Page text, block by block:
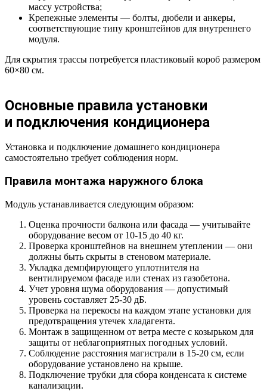
массу устройства;
Крепежные элементы — болты, дюбели и анкеры,
соответствующие типу кронштейнов для внутреннего
модуля.
Для скрытия трассы потребуется пластиковый короб размером
60×80 см.
Основные правила установки
и подключения кондиционера
Установка и подключение домашнего кондиционера
самостоятельно требует соблюдения норм.
Правила монтажа наружного блока
Модуль устанавливается следующим образом:
Оценка прочности балкона или фасада — учитывайте
оборудование весом от 10-15 до 40 кг.
Проверка кронштейнов на внешнем утеплении — они
должны быть скрыты в стеновом материале.
Укладка демпфирующего уплотнителя на
вентилируемом фасаде или стенах из газобетона.
Учет уровня шума оборудования — допустимый
уровень составляет 25-30 дБ.
Проверка на перекосы на каждом этапе установки для
предотвращения утечек хладагента.
Монтаж в защищенном от ветра месте с козырьком для
защиты от неблагоприятных погодных условий.
Соблюдение расстояния магистрали в 15-20 см, если
оборудование установлено на крыше.
Подключение трубки для сбора конденсата к системе
канализации.